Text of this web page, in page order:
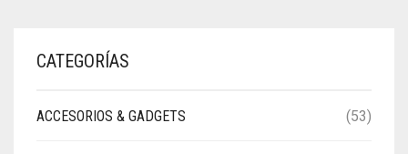
CATEGORÍAS
ACCESORIOS & GADGETS (53)